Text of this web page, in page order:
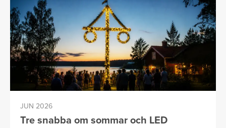
JUN 2026
Tre snabba om sommar och LED